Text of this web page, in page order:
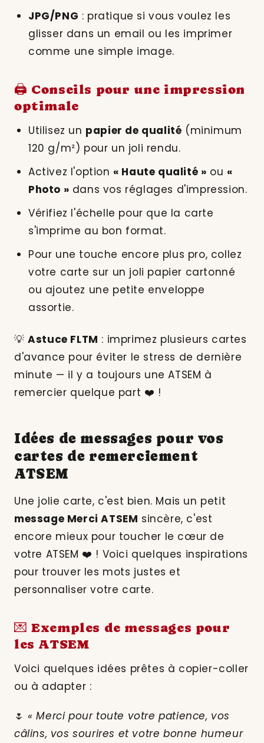
JPG/PNG : pratique si vous voulez les
glisser dans un email ou les imprimer
comme une simple image.
🖨️ Conseils pour une impression
optimale
Utilisez un papier de qualité (minimum
120 g/m²) pour un joli rendu.
Activez l'option « Haute qualité » ou «
Photo » dans vos réglages d'impression.
Vérifiez l'échelle pour que la carte
s'imprime au bon format.
Pour une touche encore plus pro, collez
votre carte sur un joli papier cartonné
ou ajoutez une petite enveloppe
assortie.
💡Astuce FLTM : imprimez plusieurs cartes
d'avance pour éviter le stress de dernière
minute — il y a toujours une ATSEM à
remercier quelque part ❤️ !
Idées de messages pour vos
cartes de remerciement
ATSEM
Une jolie carte, c'est bien. Mais un petit
message Merci ATSEM sincère, c'est
encore mieux pour toucher le cœur de
votre ATSEM ❤️ ! Voici quelques inspirations
pour trouver les mots justes et
personnaliser votre carte.
💌 Exemples de messages pour
les ATSEM
Voici quelques idées prêtes à copier-coller
ou à adapter :
🌷 « Merci pour toute votre patience, vos
câlins, vos sourires et votre bonne humeur